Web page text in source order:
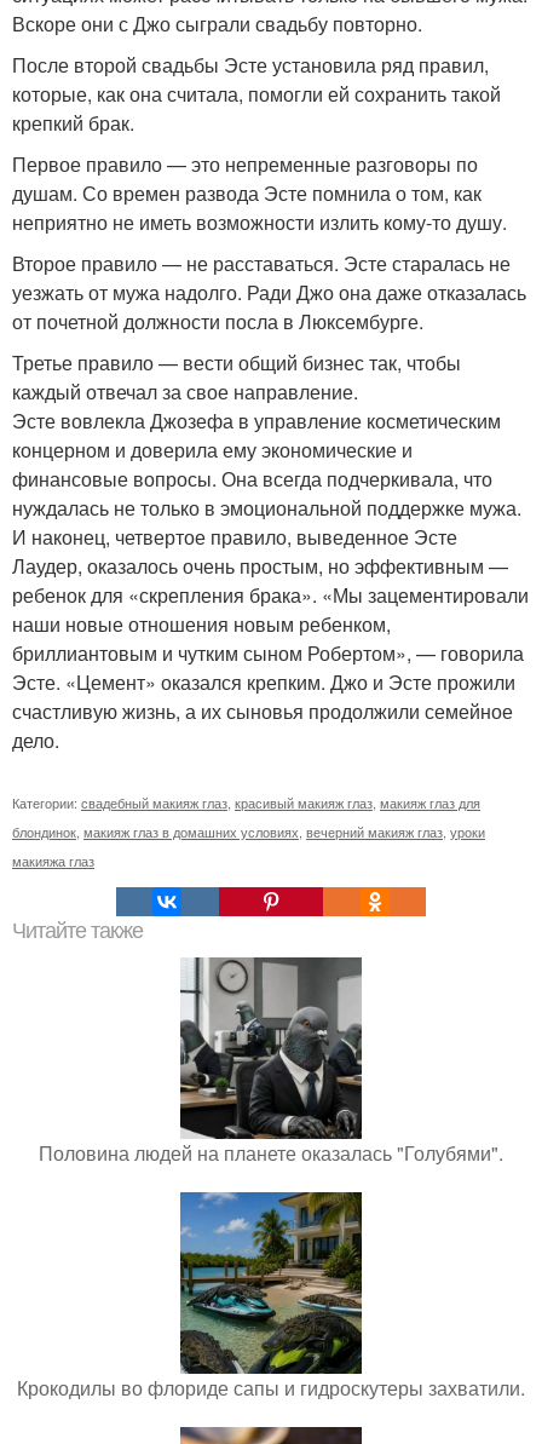
Вскоре они с Джо сыграли свадьбу повторно.
После второй свадьбы Эсте установила ряд правил,
которые, как она считала, помогли ей сохранить такой
крепкий брак.
Первое правило — это непременные разговоры по
душам. Со времен развода Эсте помнила о том, как
неприятно не иметь возможности излить кому-то душу.
Второе правило — не расставаться. Эсте старалась не
уезжать от мужа надолго. Ради Джо она даже отказалась
от почетной должности посла в Люксембурге.
Третье правило — вести общий бизнес так, чтобы
каждый отвечал за свое направление.
Эсте вовлекла Джозефа в управление косметическим
концерном и доверила ему экономические и
финансовые вопросы. Она всегда подчеркивала, что
нуждалась не только в эмоциональной поддержке мужа.
И наконец, четвертое правило, выведенное Эсте
Лаудер, оказалось очень простым, но эффективным —
ребенок для «скрепления брака». «Мы зацементировали
наши новые отношения новым ребенком,
бриллиантовым и чутким сыном Робертом», — говорила
Эсте. «Цемент» оказался крепким. Джо и Эсте прожили
счастливую жизнь, а их сыновья продолжили семейное
дело.
Категории: свадебный макияж глаз красивый макияж глаз макияж глаз для
блондинок макияж глаз в домашних условиях вечерний макияж глаз уроки
макияжа глаз
Читайте также
Половина людей на планете оказалась "Голубями".
Крокодилы во флориде сапы и гидроскутеры захватили.